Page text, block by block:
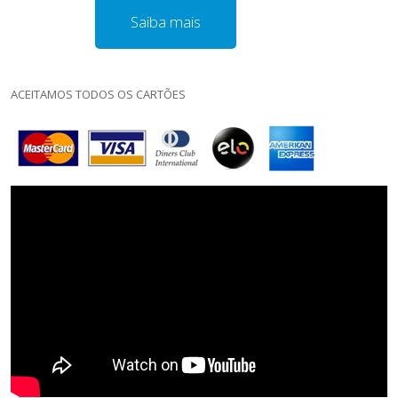
Saiba mais
ACEITAMOS TODOS OS CARTÕES